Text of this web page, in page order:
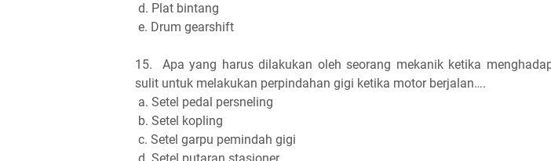
d. Plat bintang
e. Drum gearshift
15.
Apa yang harus dilakukan oleh seorang mekanik ketika
sulit untuk melakukan perpindahan gigi ketika motor berjalan….
a. Setel pedal persneling
b. Setel kopling
c. Setel garpu pemindah gigi